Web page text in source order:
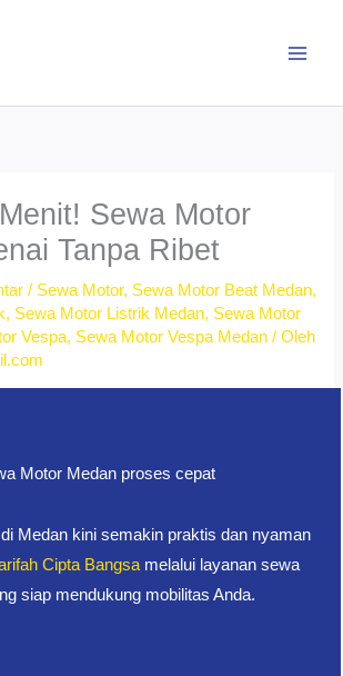
Sewa Motor
Tanpa Ribet
/ Sewa Motor, Sewa Motor Beat Medan,
, Sewa Motor Listrik Medan, Sewa Motor
Vespa, Sewa Motor Vespa Medan / Oleh
Motor Medan proses cepat
Medan kini semakin praktis dan nyaman
Cipta Bangsa melalui layanan sewa
siap mendukung mobilitas Anda.